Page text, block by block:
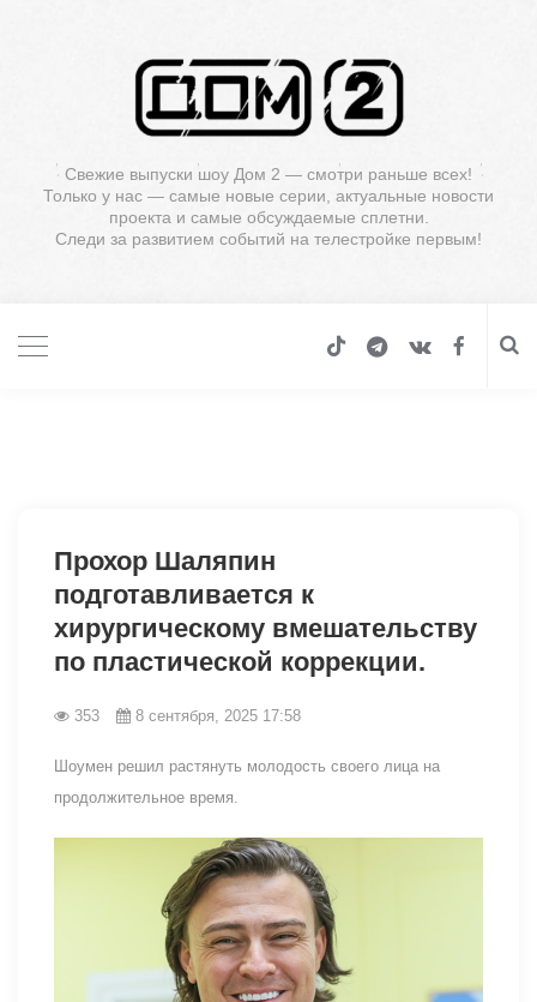
Свежие выпуски шоу Дом 2 — смотри раньше всех!
Только у нас — самые новые серии, актуальные новости
проекта и самые обсуждаемые сплетни.
Следи за развитием событий на телестройке первым!
Прохор Шаляпин
подготавливается к
хирургическому вмешательству
по пластической коррекции.
353 8 сентября, 2025 17:58
Шоумен решил растянуть молодость своего лица на
продолжительное время.